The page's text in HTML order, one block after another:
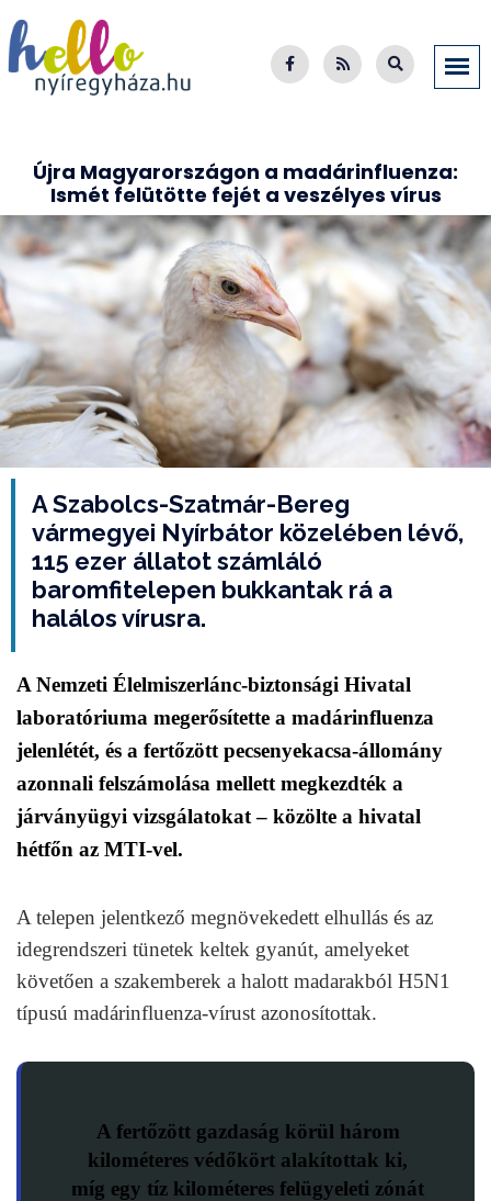
Újra Magyarországon a madárinfluenza:
Ismét felütötte fejét a veszélyes vírus
A Szabolcs-Szatmár-Bereg
vármegyei Nyírbátor közelében lévő,
115 ezer állatot számláló
baromfitelepen bukkantak rá a
halálos vírusra.
A Nemzeti Élelmiszerlánc-biztonsági Hivatal
laboratóriuma megerősítette a madárinfluenza
jelenlétét, és a fertőzött pecsenyekacsa-állomány
azonnali felszámolása mellett megkezdték a
járványügyi vizsgálatokat – közölte a hivatal
hétfőn az MTI-vel.
A telepen jelentkező megnövekedett elhullás és az
idegrendszeri tünetek keltek gyanút, amelyeket
követően a szakemberek a halott madarakból H5N1
típusú madárinfluenza-vírust azonosítottak.
A fertőzött gazdaság körül három
kilométeres védőkört alakítottak ki,
míg egy tíz kilométeres felügyeleti zónát